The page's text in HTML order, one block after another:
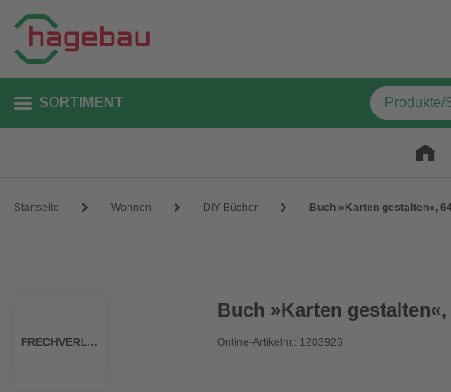
SORTIMENT
Startseite Wohnen DIY Bücher Buch »Karten gestalten«,
FRECHVERLAG
Buch »Karten gestalten«,
Online-Artikelnr.: 1203926